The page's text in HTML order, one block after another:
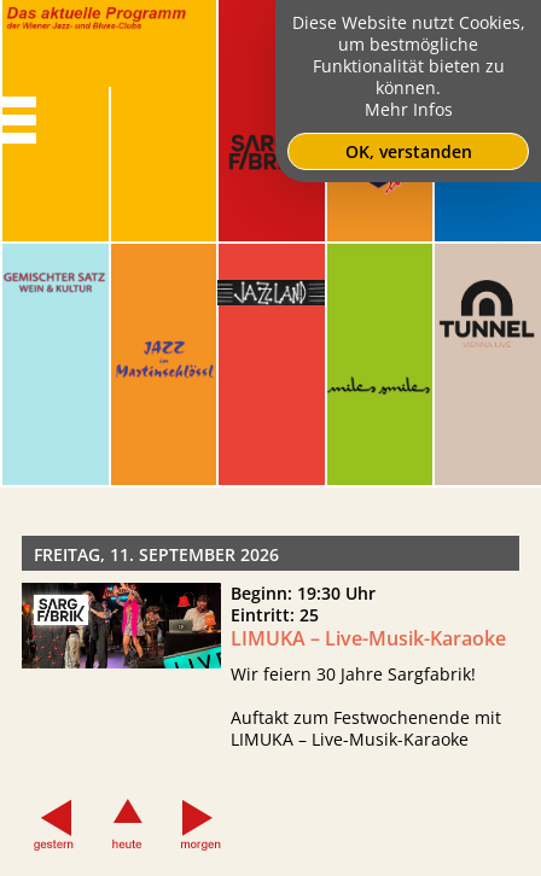
FREITAG, 11. SEPTEMBER 2026
Beginn: 19:30 Uhr
Eintritt: 25
LIMUKA – Live-Musik-Karaoke
Wir feiern 30 Jahre Sargfabrik!
Auftakt zum Festwochenende mit
LIMUKA – Live-Musik-Karaoke
Diese Website nutzt Cookies,
um bestmögliche
Funktionalität bieten zu
können.
Mehr Infos
OK, verstanden